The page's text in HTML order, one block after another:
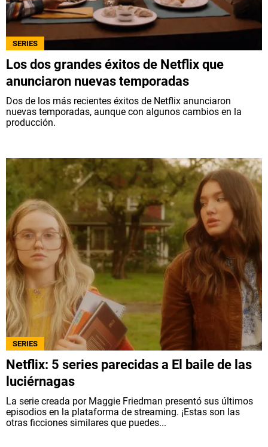
SERIES
Los dos grandes éxitos de Netflix que
anunciaron nuevas temporadas
Dos de los más recientes éxitos de Netflix anunciaron
nuevas temporadas, aunque con algunos cambios en la
producción.
SERIES
Netflix: 5 series parecidas a El baile de las
luciérnagas
La serie creada por Maggie Friedman presentó sus últimos
episodios en la plataforma de streaming. ¡Estas son las
otras ficciones similares que puedes...